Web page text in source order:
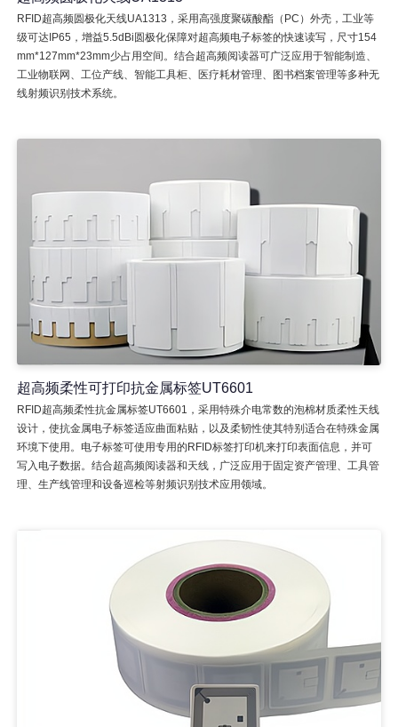
RFID超高频圆极化天线UA1313，采用高强度聚碳酸酯（PC）外壳，工业等
级可达IP65，增益5.5dBi圆极化保障对超高频电子标签的快速读写，尺寸154
mm*127mm*23mm少占用空间。结合超高频阅读器可广泛应用于智能制造、
工业物联网、工位产线、智能工具柜、医疗耗材管理、图书档案管理等多种无
线射频识别技术系统。
超高频柔性可打印抗金属标签UT6601
RFID超高频柔性抗金属标签UT6601，采用特殊介电常数的泡棉材质柔性天线
设计，使抗金属电子标签适应曲面粘贴，以及柔韧性使其特别适合在特殊金属
环境下使用。电子标签可使用专用的RFID标签打印机来打印表面信息，并可
写入电子数据。结合超高频阅读器和天线，广泛应用于固定资产管理、工具管
理、生产线管理和设备巡检等射频识别技术应用领域。